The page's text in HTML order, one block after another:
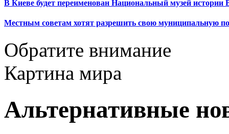
В Киеве будет переименован Национальный музей истории
Местным советам хотят разрешить свою муниципальную
Обратите внимание
Картина мира
Альтернативные